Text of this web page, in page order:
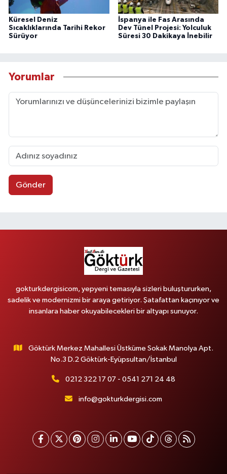
Küresel Deniz
Sıcaklıklarında Tarihi Rekor
Sürüyor
İspanya ile Fas Arasında
Dev Tünel Projesi: Yolculuk
Süresi 30 Dakikaya İnebilir
Yorumlar
Gönder
gokturkdergisicom, yepyeni temasıyla sizleri buluştururken,
sadelik ve modernizmi bir araya getiriyor. Şatafattan kaçınıyor ve
insanlara haber okuyabilecekleri bir altyapı sunuyor.
Göktürk Merkez Mahallesi Üstküme Sokak Manolya Apt.
No.3 D.2 Göktürk-Eyüpsultan/İstanbul
0212 322 17 07 - 0541 271 24 48
info@gokturkdergisi.com